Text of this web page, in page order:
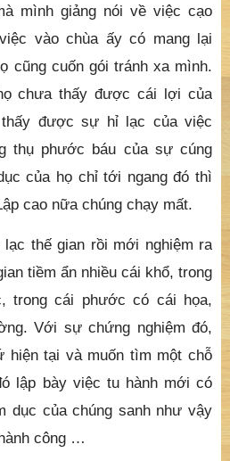
mình giảng nói về việc cạo
vào chùa ấy có mang lại
cũng cuốn gói tránh xa mình.
chưa thấy được cái lợi của
được sự hỉ lạc của việc
thụ phước báu của sự cúng
của họ chỉ tới ngang đó thì
cao nữa chúng chạy mất.
thế gian rồi mới nghiệm ra
tiềm ẩn nhiều cái khổ, trong
trong cái phước có cái họa,
Với sự chứng nghiệm đó,
hiện tại và muốn tìm một chỗ
lập bày việc tu hành mới có
dục của chúng sanh như vậy
công …